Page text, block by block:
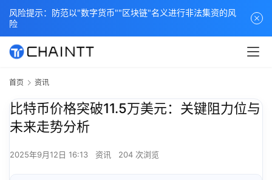
首页 资讯
比特币价格突破11.5万美元：关键阻力位与
未来走势分析
2025年9月12日 16:13 资讯 204 次浏览
风险提示：防范以"数字货币""区块链"名义进行非法集资的风
险